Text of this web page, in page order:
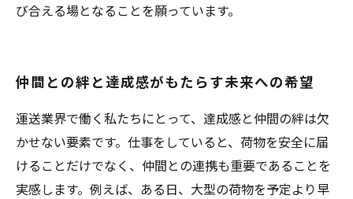
び合える場となることを願っています。
仲間との絆と達成感がもたらす未来への希望
運送業界で働く私たちにとって、達成感と仲間の絆は欠
かせない要素です。仕事をしていると、荷物を安全に届
けることだけでなく、仲間との連携も重要であることを
実感します。例えば、ある日、大型の荷物を予定より早